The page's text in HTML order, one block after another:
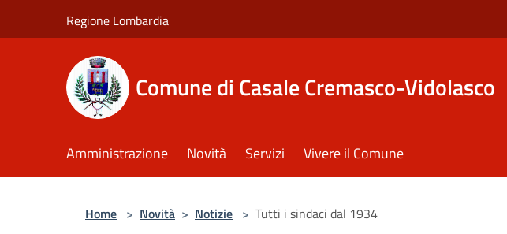
Regione Lombardia
Comune di Casale Cremasco-Vidolasco
Amministrazione Novità Servizi Vivere il Comune
Home > Novità > Notizie > Tutti i sindaci dal 1934